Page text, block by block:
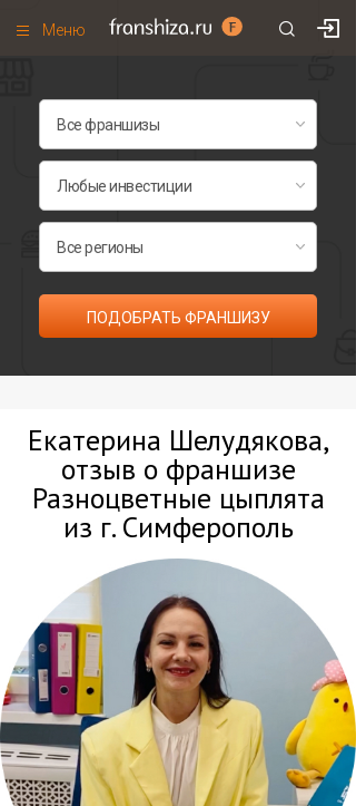
Меню
Франшизы по категориям
ПОДОБРАТЬ ФРАНШИЗУ
Екатерина Шелудякова,
отзыв о франшизе
Разноцветные цыплята
из г. Симферополь